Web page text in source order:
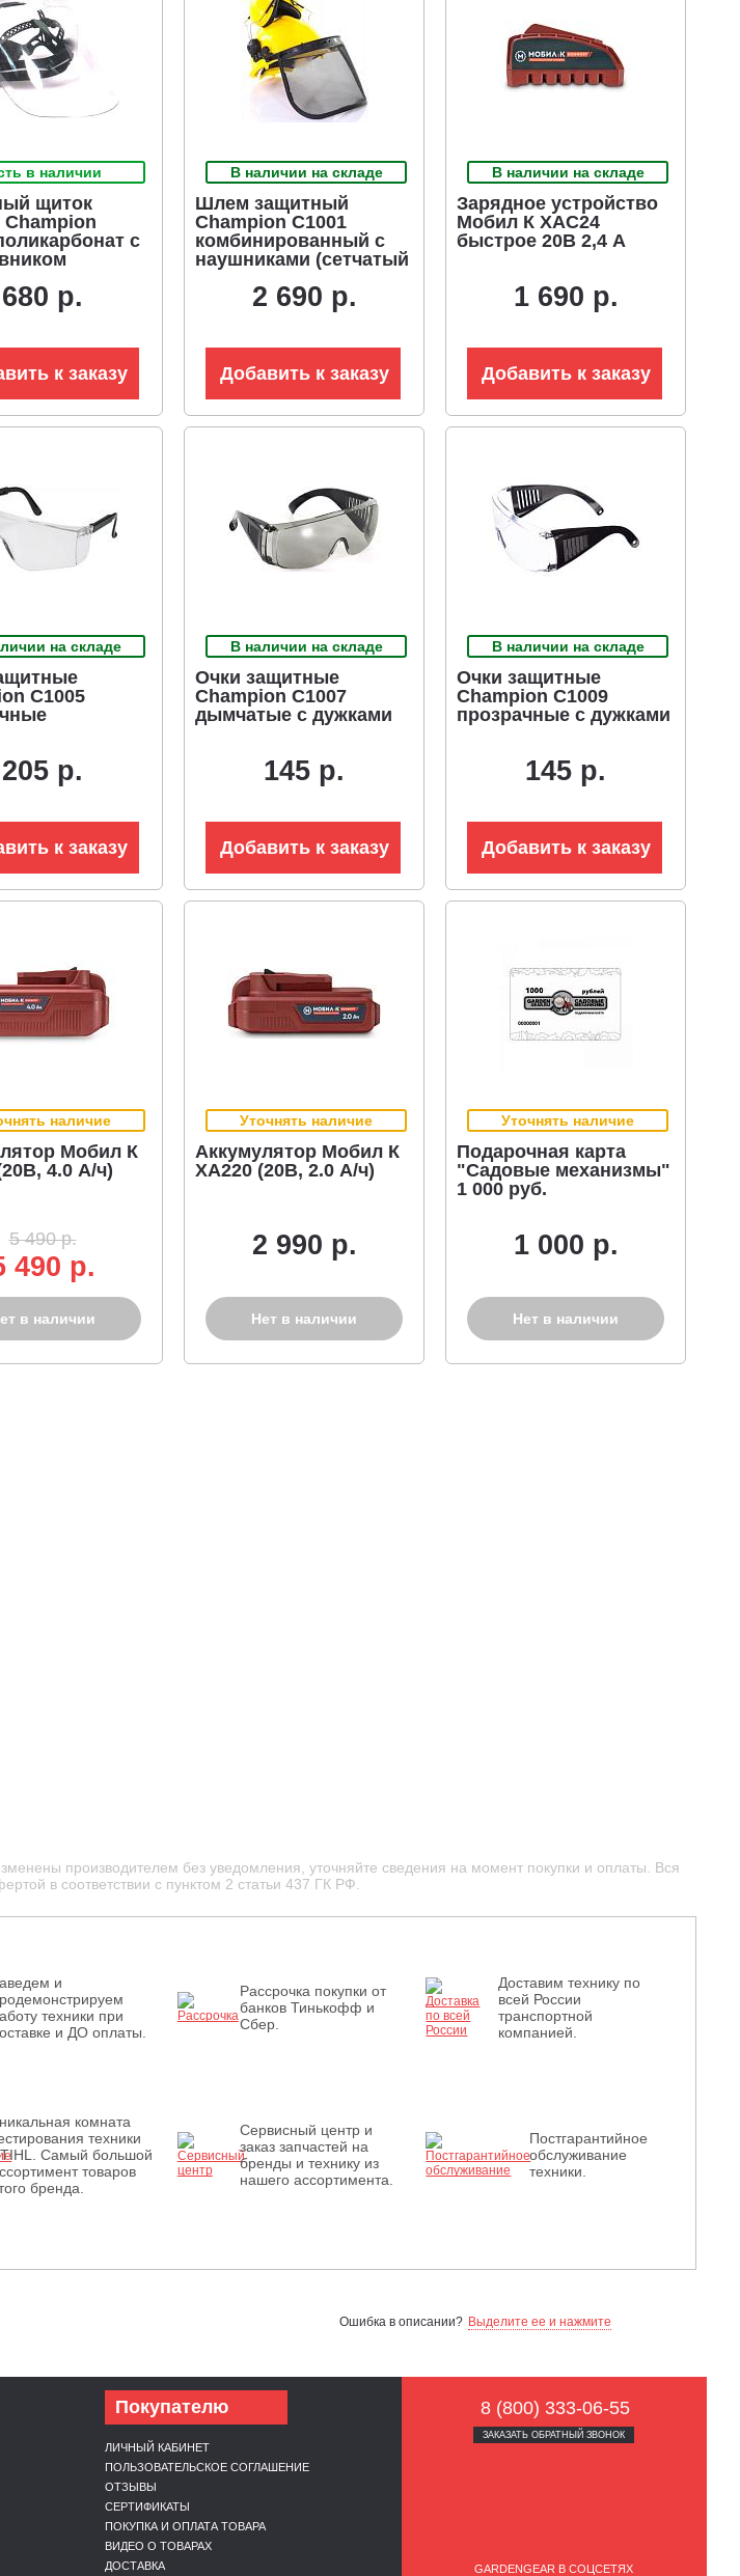
в наличии
щиток
Champion
с
680 р.
к заказу
В наличии на складе
Шлем защитный
Champion C1001
комбинированный с
наушниками (сетчатый
2 690 р.
Добавить к заказу
В наличии на складе
Зарядное устройство
Мобил К XAC24
быстрое 20В 2,4 А
1 690 р.
Добавить к заказу
на складе
C1005
205 р.
к заказу
В наличии на складе
Очки защитные
Champion C1007
дымчатые с дужками
145 р.
Добавить к заказу
В наличии на складе
Очки защитные
Champion C1009
прозрачные с дужками
145 р.
Добавить к заказу
наличие
Мобил К
4.0 А/ч)
5 490 р.
490 р.
в наличии
Уточнять наличие
Аккумулятор Мобил К
XA220 (20В, 2.0 А/ч)
2 990 р.
Нет в наличии
Уточнять наличие
Подарочная карта
"Садовые механизмы"
1 000 руб.
1 000 р.
Нет в наличии
производителем без уведомления, уточняйте сведения на момент покупки и оплаты. Вся
в соответствии с пунктом 2 статьи 437 ГК РФ.
и
техники при
и ДО оплаты.
Рассрочка покупки от
банков Тинькофф и
Сбер.
Доставим технику по
всей России
транспортной
компанией.
комната
техники
Самый большой
товаров
бренда.
Сервисный центр и
заказ запчастей на
бренды и технику из
нашего ассортимента.
Постгарантийное
обслуживание
техники.
Ошибка в описании? Выделите ее и нажмите
Покупателю
ЛИЧНЫЙ КАБИНЕТ
ПОЛЬЗОВАТЕЛЬСКОЕ СОГЛАШЕНИЕ
ОТЗЫВЫ
СЕРТИФИКАТЫ
ПОКУПКА И ОПЛАТА ТОВАРА
ВИДЕО О ТОВАРАХ
ДОСТАВКА
8 (800) 333-06-55
ЗАКАЗАТЬ ОБРАТНЫЙ ЗВОНОК
GARDENGEAR В СОЦСЕТЯХ